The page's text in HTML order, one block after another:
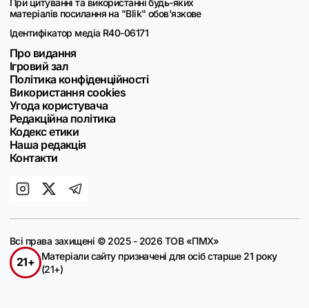
матеріалів посилання на "Blik" обов'язкове
Ідентифікатор медіа R40-06171
Про видання
Ігровий зал
Політика конфіденційності
Використання cookies
Угода користувача
Редакційна політика
Кодекс етики
Наша редакція
Контакти
Всі права захищені © 2025 - 2026 ТОВ «ПМХ»
21+
Матеріали сайту призначені для осіб старше 21 року
(21+)